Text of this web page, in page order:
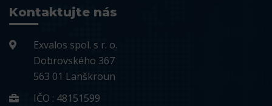
Kontaktujte nás
Exvalos spol. s r. o.
Dobrovského 367
563 01 Lanškroun
IČO : 48151599